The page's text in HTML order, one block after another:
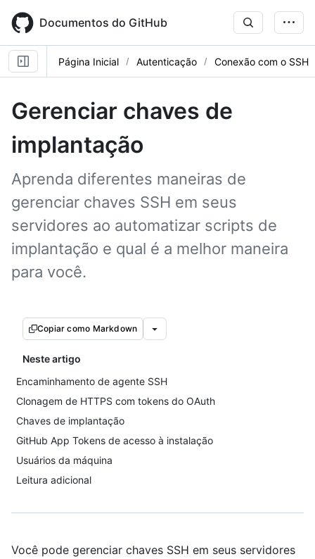
main
content
Documentos do GitHub
Página Inicial Autenticação Conexão com o SSH
Gerenciar chaves de
implantação
Aprenda diferentes maneiras de
gerenciar chaves SSH em seus
servidores ao automatizar scripts de
implantação e qual é a melhor maneira
para você.
Copiar como Markdown
Neste artigo
Encaminhamento de agente SSH
Clonagem de HTTPS com tokens do OAuth
Chaves de implantação
GitHub App Tokens de acesso à instalação
Usuários da máquina
Leitura adicional
Você pode gerenciar chaves SSH em seus servidores